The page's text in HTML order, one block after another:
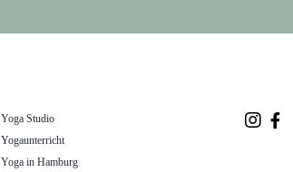
Yoga Studio
Yogaunterricht
Yoga in Hamburg